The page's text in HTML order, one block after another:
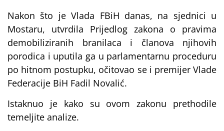
Nakon što je Vlada FBiH danas, na sjednici u
Mostaru, utvrdila Prijedlog zakona o pravima
demobiliziranih branilaca i članova njihovih
porodica i uputila ga u parlamentarnu proceduru
po hitnom postupku, očitovao se i premijer Vlade
Federacije BiH Fadil Novalić.
Istaknuo je kako su ovom zakonu prethodile
temeljite analize.